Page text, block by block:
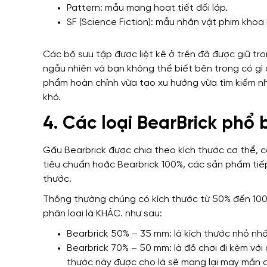
Pattern: mẫu mang hoạt tiết đối lập.
SF (Science Fiction): mẫu nhân vật phim
Các bộ sưu tập được liệt kê ở trên đã được giữ
ngẫu nhiên và bạn không thể biết bên trong có gì
phẩm hoàn chỉnh vừa tạo xu hướng vừa tìm kiếm
khó.
4. Các loại BearBrick phổ
Gấu Bearbrick được chia theo kích thước cơ thể,
tiêu chuẩn hoặc Bearbrick 100%, các sản phẩm
thước.
Thông thường chúng có kích thước từ 50% đến
phân loại là KHÁC. như sau:
Bearbrick 50% – 35 mm: là kích thước nhỏ
Bearbrick 70% – 50 mm: là đồ chơi đi kèm
thước này được cho là sẽ mang lại may mắn